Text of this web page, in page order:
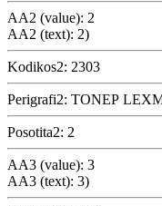
AA2 (value): 2
AA2 (text): 2)
Kodikos2: 2303
Perigrafi2: ΤΟΝΕΡ
Posotita2: 2
AA3 (value): 3
AA3 (text): 3)